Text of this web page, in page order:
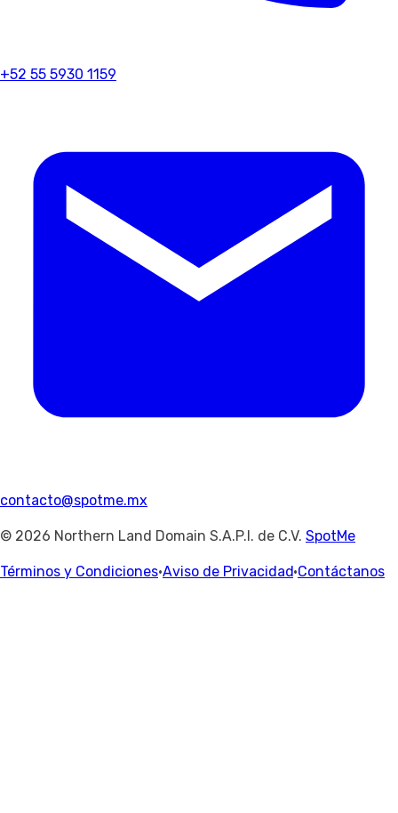
+52 55 5930 1159
contacto@spotme.mx
© 2026 Northern Land Domain S.A.P.I. de C.V. SpotMe
Términos y Condiciones·Aviso de Privacidad·Contáctanos